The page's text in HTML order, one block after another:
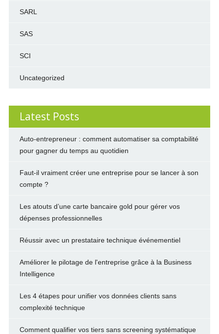
SARL
SAS
SCI
Uncategorized
Latest Posts
Auto-entrepreneur : comment automatiser sa comptabilité
pour gagner du temps au quotidien
Faut-il vraiment créer une entreprise pour se lancer à son
compte ?
Les atouts d’une carte bancaire gold pour gérer vos
dépenses professionnelles
Réussir avec un prestataire technique événementiel
Améliorer le pilotage de l'entreprise grâce à la Business
Intelligence
Les 4 étapes pour unifier vos données clients sans
complexité technique
Comment qualifier vos tiers sans screening systématique